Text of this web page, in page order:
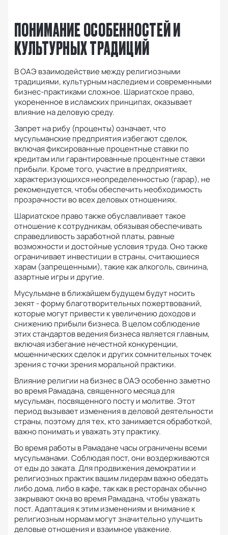
ПОНИМАНИЕ ОСОБЕННОСТЕЙ И
КУЛЬТУРНЫХ ТРАДИЦИЙ
В ОАЭ взаимодействие между религиозными
традициями, культурным наследием и современными
бизнес-практиками сложное. Шариатское право,
укорененное в исламских принципах, оказывает
влияние на деловую среду.
Запрет на рибу (проценты) означает, что
мусульманские предприятия избегают сделок,
включая фиксированные процентные ставки по
кредитам или гарантированные процентные ставки
прибыли. Кроме того, участие в предприятиях,
характеризующихся неопределенностью (гарар), не
рекомендуется, чтобы обеспечить необходимость
прозрачности во всех деловых отношениях.
Шариатское право также обуславливает такое
отношение к сотрудникам, обязывая обеспечивать
справедливость заработной платы, равные
возможности и достойные условия труда.Оно также
ограничивает инвестиции в страны, считающиеся
харам (запрещенными), такие как алкоголь, свинина,
азартные игры и другие.
Мусульмане в ближайшем будущем будут носить
зекят - форму благотворительных пожертвований,
которые могут привести к увеличению доходов и
снижению прибыли бизнеса. В целом соблюдение
этих стандартов ведения бизнеса является главным,
включая избегание нечестной конкуренции,
мошеннических сделок и других сомнительных точек
зрения с точки зрения моральной практики.
Влияние религии на бизнес в ОАЭ особенно заметно
во время Рамадана, священного месяца для
мусульман, посвященного посту и молитве.Этот
период вызывает изменения в деловой деятельности
страны, поэтому для тех, кто занимается обработкой,
важно понимать и уважать эту практику.
Во время работы в Рамадане часы ограничены всеми
мусульманами.Соблюдая пост, они воздерживаются
от еды до заката.Для продвижения демократии и
религиозных практик вашим лидерам важно обедать
либо дома, либо в кафе, так как в ресторанах обычно
закрывают окна во время Рамадана, чтобы уважать
пост.Адаптация к этим изменениям и внимание к
религиозным нормам могут значительно улучшить
деловые отношения и взаимное уважение.